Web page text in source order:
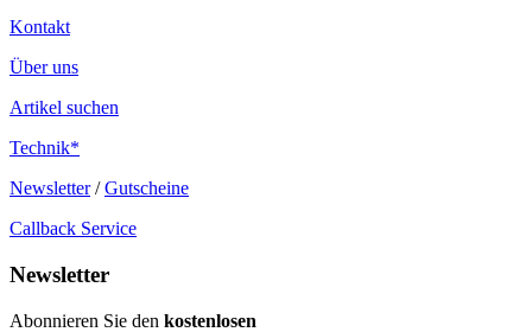
Kontakt
Über uns
Artikel suchen
Technik*
Newsletter/Gutscheine
Callback Service
Newsletter
Abonnieren Sie den kostenlosen